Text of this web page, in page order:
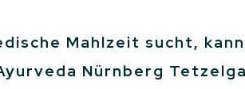
Mahlzeit sucht,
Nürnberg